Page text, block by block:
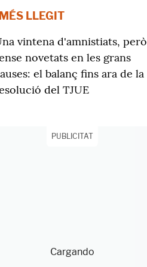
LLEGIT
vintena d'amnistiats, però
novetats en les grans
el balanç fins ara de la
del TJUE
PUBLICITAT